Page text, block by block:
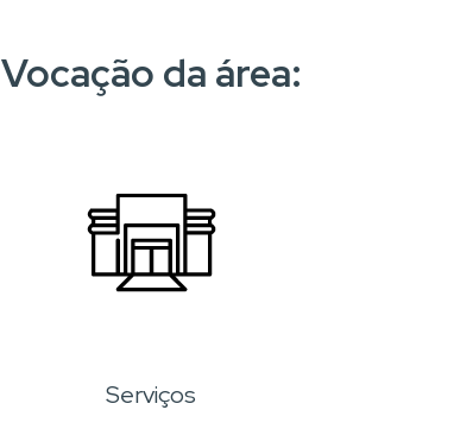
Vocação da área:
Serviços